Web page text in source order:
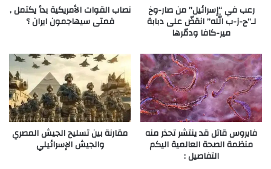
رعب في “إسرائيل” من صار-وخ
لـ”ح-ز-ب الله” انقضّ على دبابة
مير-كافا ودمّرها
نصاب القوات الأمريكية بدأ يكتمل ,
فمتى سيهاجمون ايران ؟
فايروس قاتل قد ينتشر تحذر منه
منظمة الصحة العالمية اليكم
التفاصيل :
مقارنة بين تسليح الجيش المصري
والجيش الإسرائيلي